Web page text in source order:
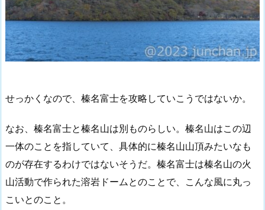
せっかくなので、榛名富士を攻略していこうではないか。
なお、榛名富士と榛名山は別ものらしい。榛名山はこの辺
一体のことを指していて、具体的に榛名山山頂みたいなも
のが存在するわけではないそうだ。榛名富士は榛名山の火
山活動で作られた溶岩ドームとのことで、こんな風に丸っ
こいとのこと。